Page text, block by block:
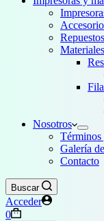
Repuestos
Materiales
Nosotros
Términos
Galería
Contacto
Buscar
Acceder
Carro
0